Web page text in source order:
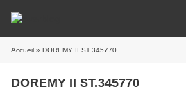
Accueil » DOREMY II ST.345770
DOREMY II ST.345770